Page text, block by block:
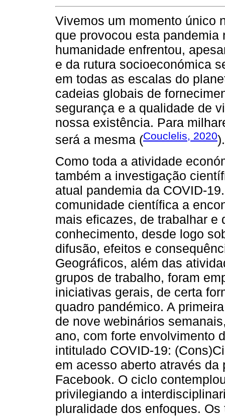
Vivemos um momento único
que provocou esta
humanidade enfrentou,
e da rutura socioeconómica
em todas as escalas do
cadeias globais de
segurança e a qualidade de
nossa existência. Para
será a mesma (Couclelis, 2020).
Como toda a atividade
também a investigação
atual pandemia da COVID-
comunidade científica a
mais eficazes, de trabalhar e
conhecimento, desde logo
difusão, efeitos e
Geográficos, além das
grupos de trabalho, foram
iniciativas gerais, de certa
quadro pandémico. A
de nove webinários
ano, com forte envolvimento
intitulado COVID-19:
em acesso aberto através
Facebook. O ciclo
privilegiando a
pluralidade dos enfoques.